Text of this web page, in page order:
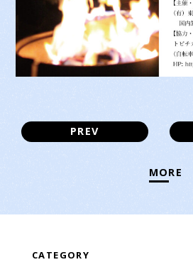
PREV
MORE
CATEGORY